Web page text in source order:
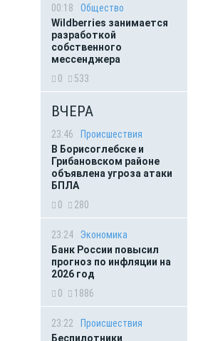
00:18
Общество
Wildberries занимается
разработкой
собственного
мессенджера
0
533
ВЧЕРА
23:46
Происшествия
В Борисоглебске и
Грибановском районе
объявлена угроза атаки
БПЛА
0
280
23:24
Экономика
Банк России повысил
прогноз по инфляции на
2026 год
0
1886
23:22
Происшествия
Беспилотники